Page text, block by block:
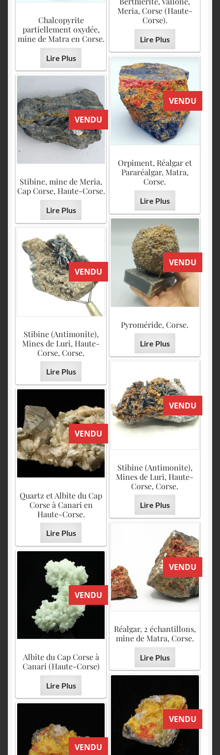
Meria, Corse (Haute-
Corse).
Lire Plus
Chalcopyrite
partiellement oxydée,
mine de Matra en Corse.
Lire Plus
VENDU
Orpiment, Réalgar et
Pararéalgar, Matra,
Corse.
Lire Plus
VENDU
Stibine, mine de Meria,
Cap Corse, Haute-Corse.
Lire Plus
VENDU
Pyroméride, Corse.
Lire Plus
VENDU
Stibine (Antimonite),
Mines de Luri, Haute-
Corse, Corse.
Lire Plus
VENDU
Stibine (Antimonite),
Mines de Luri, Haute-
Corse, Corse.
Lire Plus
VENDU
Quartz et Albite du Cap
Corse à Canari en
Haute-Corse.
Lire Plus
VENDU
Réalgar, 2 échantillons,
mine de Matra, Corse.
Lire Plus
VENDU
Albite du Cap Corse à
Canari (Haute-Corse)
Lire Plus
VENDU
VENDU